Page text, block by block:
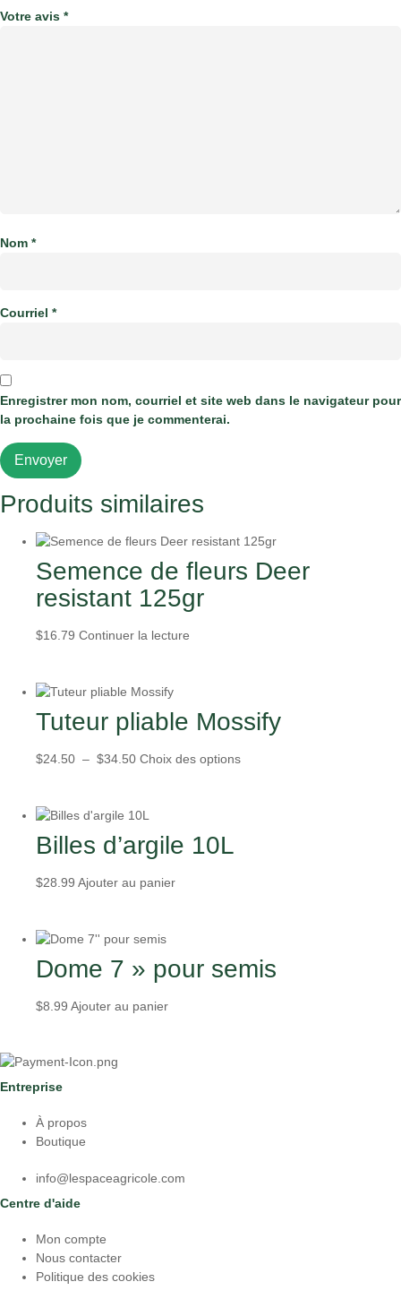
Votre avis *
Nom *
Courriel *
Enregistrer mon nom, courriel et site web dans le navigateur pour
la prochaine fois que je commenterai.
Produits similaires
Semence de fleurs Deer
resistant 125gr
$16.79 Continuer la lecture
Tuteur pliable Mossify
$24.50 – $34.50Plage
$24.50
$34.50
Choix des optionsCe
la
Billes d’argile 10L
$28.99 Ajouter au panier
Dome 7 » pour semis
$8.99 Ajouter au panier
Entreprise
À propos
Boutique
info@lespaceagricole.com
Centre d'aide
Mon compte
Nous contacter
Politique des cookies